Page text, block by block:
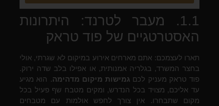
1.1. מעבר לטרנד: היתרונות
האסטרטגיים של פוד טראק
תארו לעצמכם: אתם מארחים אירוע במיקום לא שגרתי, אולי
בחצר המשרד, בגלריה אמנותית, או אפילו בלב שדה ירוק.
פוד טראק מעניק לכם גמישות מיקום מדהימה. הוא מגיע
עד אליכם, מצויד בכל הנדרש, ומקים מטבח שף פעיל בכל
מקום שתבחרו. אין צורך לחפש אולמות עם מטבחים